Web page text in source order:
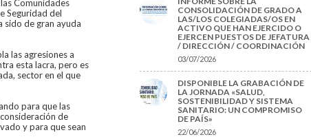
Comunidades
Seguridad del
sido de gran ayuda
las agresiones a
esta lacra, pero es
sector en el que
para que las
de
y para que sean
CONSOLIDACIÓN DE GRADO A
LAS/LOS COLEGIADAS/OS EN
ACTIVO QUE HAN EJERCIDO O
EJERCEN PUESTOS DE JEFATURA
/ DIRECCIÓN / COORDINACIÓN
03/07/2026
DISPONIBLE LA GRABACIÓN DE
LA JORNADA «SALUD,
SOSTENIBILIDAD Y SISTEMA
SANITARIO: UN COMPROMISO
DE PAÍS»
22/06/2026